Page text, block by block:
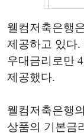
웰컴저축은행
제공하고 있다.
우대금리로만
제공했다.
웰컴저축은행
상품의 기본금